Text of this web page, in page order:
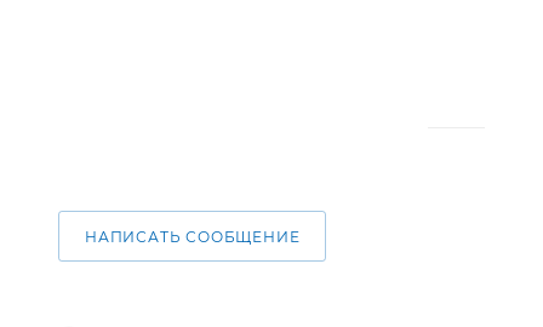
НАПИСАТЬ СООБЩЕНИЕ